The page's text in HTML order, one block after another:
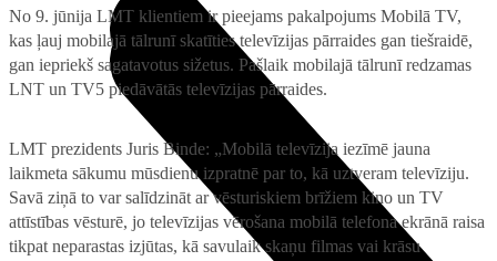
No 9. jūnija LMT klientiem ir pieejams pakalpojums Mobilā TV,
kas ļauj mobilajā tālrunī skatīties televīzijas pārraides gan tiešraidē,
gan iepriekš sagatavotus sižetus. Pašlaik mobilajā tālrunī redzamas
LNT un TV5 piedāvātās televīzijas pārraides.
LMT prezidents Juris Binde: „Mobilā televīzija iezīmē jauna
laikmeta sākumu mūsdienu izpratnē par to, kā uztveram televīziju.
Savā ziņā to var salīdzināt ar vēsturiskiem brīžiem kino un TV
attīstības vēsturē, jo televīzijas vērošana mobilā telefona ekrānā raisa
tikpat neparastas izjūtas, kā savulaik skaņu filmas vai krāsu